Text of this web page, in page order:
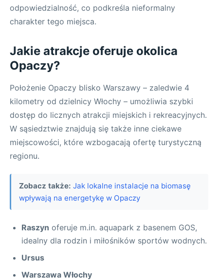
odpowiedzialność, co podkreśla nieformalny
charakter tego miejsca.
Jakie atrakcje oferuje okolica
Opaczy?
Położenie Opaczy blisko Warszawy – zaledwie 4
kilometry od dzielnicy Włochy – umożliwia szybki
dostęp do licznych atrakcji miejskich i rekreacyjnych.
W sąsiedztwie znajdują się także inne ciekawe
miejscowości, które wzbogacają ofertę turystyczną
regionu.
Zobacz także: Jak lokalne instalacje na biomasę
wpływają na energetykę w Opaczy
Raszyn oferuje m.in. aquapark z basenem GOS,
idealny dla rodzin i miłośników sportów wodnych.
Ursus
Warszawa Włochy